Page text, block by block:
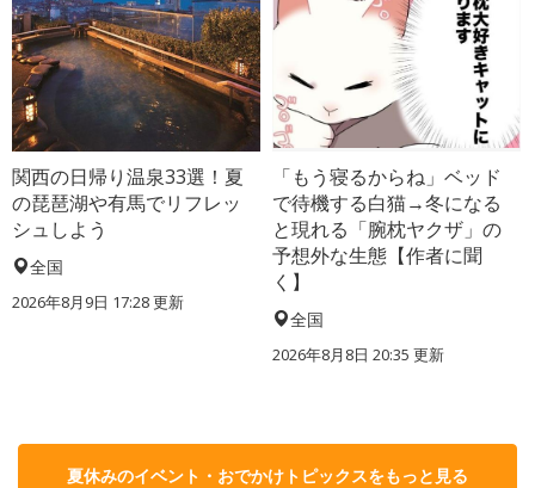
関西の日帰り温泉33選！夏
の琵琶湖や有馬でリフレッ
シュしよう
全国
2026年8月9日 17:28更新
「もう寝るからね」ベッド
で待機する白猫→冬になる
と現れる「腕枕ヤクザ」の
予想外な生態【作者に聞
く】
全国
2026年8月8日 20:35 更新
夏休みのイベント・おでかけトピックスをもっと見る